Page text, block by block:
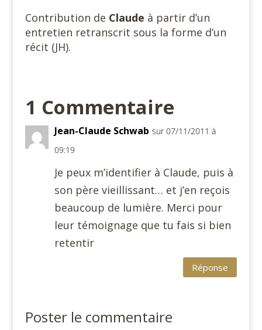
Contribution de Claude à partir d’un
entretien retranscrit sous la forme d’un
récit (JH).
1 Commentaire
Jean-Claude Schwab sur 07/11/2011 à
09:19
Je peux m’identifier à Claude, puis à
son père vieillissant… et j’en reçois
beaucoup de lumière. Merci pour
leur témoignage que tu fais si bien
retentir
Réponse
Poster le commentaire